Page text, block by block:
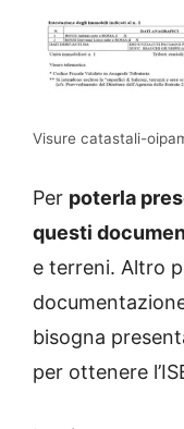
Visure catastali-
Per poterla
questi
e terreni. Altro
bisogna
per ottenere